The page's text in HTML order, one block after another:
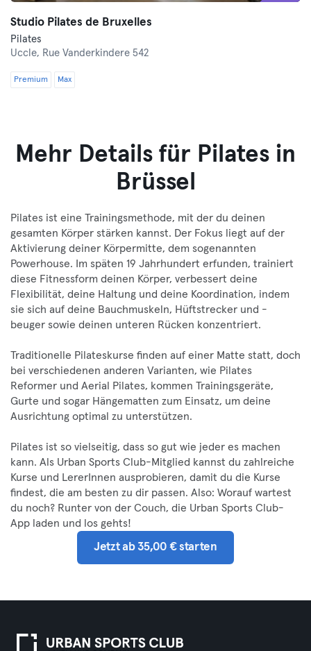
Studio Pilates de Bruxelles
Pilates
Uccle, Rue Vanderkindere 542
Premium Max
Mehr Details für Pilates in
Brüssel
Pilates ist eine Trainingsmethode, mit der du deinen
gesamten Körper stärken kannst. Der Fokus liegt auf der
Aktivierung deiner Körpermitte, dem sogenannten
Powerhouse. Im späten 19 Jahrhundert erfunden, trainiert
diese Fitnessform deinen Körper, verbessert deine
Flexibilität, deine Haltung und deine Koordination, indem
sie sich auf deine Bauchmuskeln, Hüftstrecker und -
beuger sowie deinen unteren Rücken konzentriert.
Traditionelle Pilateskurse finden auf einer Matte statt, doch
bei verschiedenen anderen Varianten, wie Pilates
Reformer und Aerial Pilates, kommen Trainingsgeräte,
Gurte und sogar Hängematten zum Einsatz, um deine
Ausrichtung optimal zu unterstützen.
Pilates ist so vielseitig, dass so gut wie jeder es machen
kann. Als Urban Sports Club-Mitglied kannst du zahlreiche
Kurse und LererInnen ausprobieren, damit du die Kurse
findest, die am besten zu dir passen. Also: Worauf wartest
du noch? Runter von der Couch, die Urban Sports Club-
App laden und los gehts!
Jetzt ab 35,00 € starten